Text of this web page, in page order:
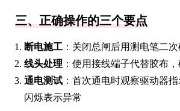
三、正确操作的三个要点
断电施工 ：关闭总闸后用测电笔二次
线头处理 ：使用接线端子代替胶布
通电测试 ：首次通电时观察驱动器
闪烁表示异常